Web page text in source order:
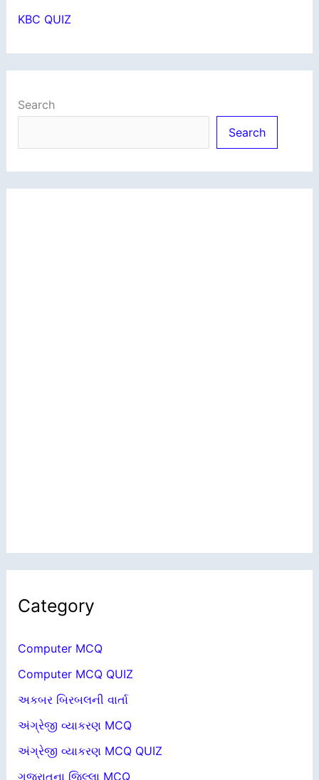
KBC QUIZ
Search
Search
Category
Computer MCQ
Computer MCQ QUIZ
અકબર બિરબલની વાર્તા
અંગ્રેજી વ્યાકરણ MCQ
અંગ્રેજી વ્યાકરણ MCQ QUIZ
ગુજરાતના જિલ્લા MCQ